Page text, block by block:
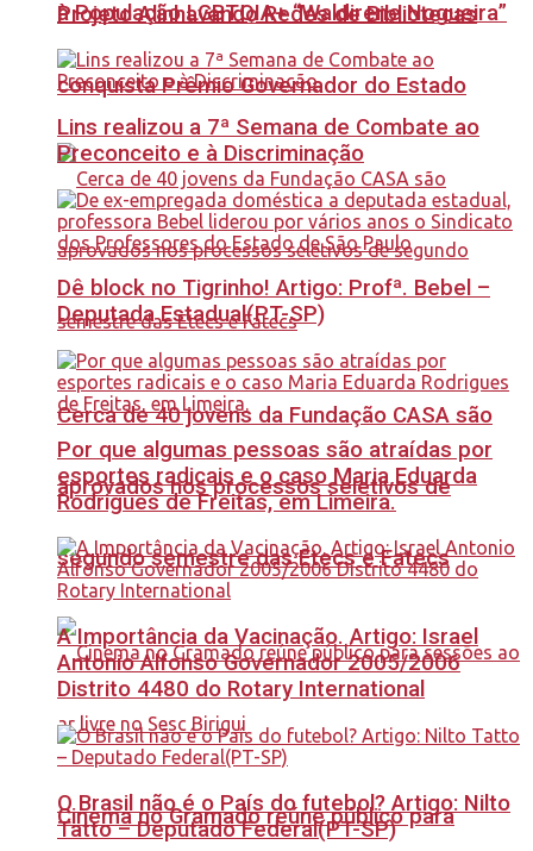
Projeto Alinhavando Redes de Bibliotecas
conquista Prêmio Governador do Estado
Cerca de 40 jovens da Fundação CASA são
aprovados nos processos seletivos de
segundo semestre das Etecs e Fatecs
Cinema no Gramado reúne público para
à População LGBTQIA+ “Waldirene Nogueira”
Lins realizou a 7ª Semana de Combate ao
Preconceito e à Discriminação
Dê block no Tigrinho! Artigo: Profª. Bebel –
Deputada Estadual(PT-SP)
Por que algumas pessoas são atraídas por
esportes radicais e o caso Maria Eduarda
Rodrigues de Freitas, em Limeira.
A Importância da Vacinação. Artigo: Israel
Antonio Alfonso Governador 2005/2006
Distrito 4480 do Rotary International
O Brasil não é o País do futebol? Artigo: Nilto
Tatto – Deputado Federal(PT-SP)